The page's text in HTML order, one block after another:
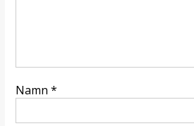
Namn *